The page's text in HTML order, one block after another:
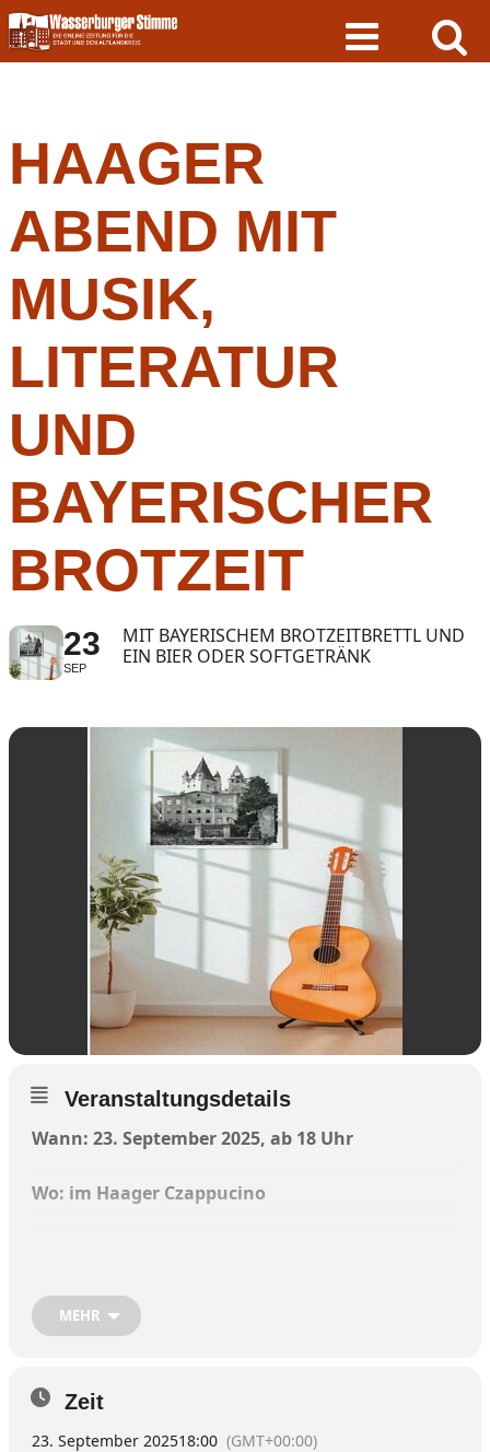
Skip
to
content
HAAGER
ABEND MIT
MUSIK,
LITERATUR
UND
BAYERISCHER
BROTZEIT
23
SEP
MIT BAYERISCHEM BROTZEITBRETTL UND
EIN BIER ODER SOFTGETRÄNK
Veranstaltungsdetails
Wann: 23. September 2025, ab 18 Uhr
Wo: im Haager Czappucino
bayerischer Brotzeit gibt es am Dienstag, 23.
September, ab 18 Uhr im Haager Czappuccino.
Herbert Fröschl liest aus dem Buch seines
Großvaters, für die musikalische Begleitung
sorgt der Haager Viergesang.
MEHR
Zeit
23. September 202518:00 (GMT+00:00)